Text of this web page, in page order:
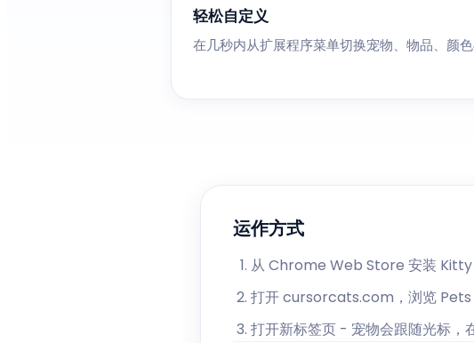
轻松自定义
在几秒内从扩展程序菜单切换宠物、物品、颜色
运作方式
从 Chrome Web Store 安装
打开 cursorcats.com，浏览 Pets
打开新标签页 - 宠物会跟随光标，